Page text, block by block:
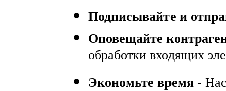
Подписывайте и
Оповещайте
обработки входящих
Экономьте время -